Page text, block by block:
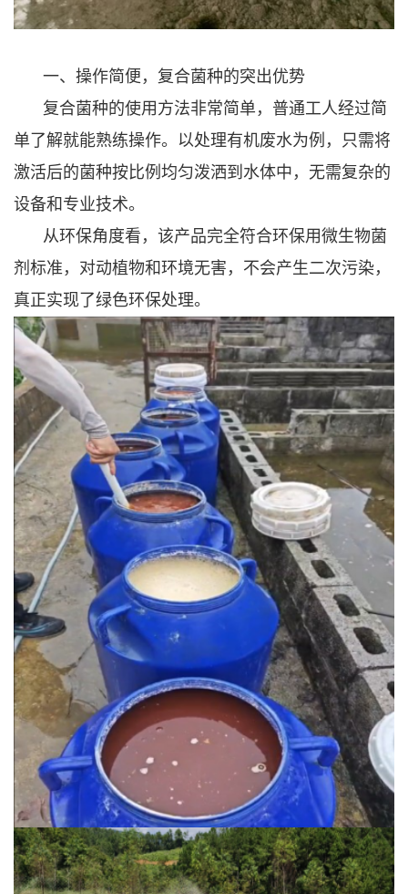
一、操作简便，复合菌种的突出优势
复合菌种的使用方法非常简单，普通工人经过简
单了解就能熟练操作。以处理有机废水为例，只需将
激活后的菌种按比例均匀泼洒到水体中，无需复杂的
设备和专业技术。
从环保角度看，该产品完全符合环保用微生物菌
剂标准，对动植物和环境无害，不会产生二次污染，
真正实现了绿色环保处理。